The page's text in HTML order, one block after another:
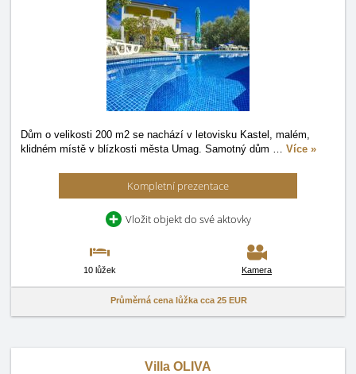
Dům o velikosti 200 m2 se nachází v letovisku Kastel, malém,
klidném místě v blízkosti města Umag. Samotný dům … Více »
Kompletní prezentace
Vložit objekt do své aktovky
10 lůžek Kamera
Průměrná cena lůžka cca 25 EUR
Villa OLIVA